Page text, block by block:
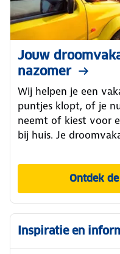
Jouw
nazomer
Wij helpen je een
puntjes klopt, of je
neemt of kiest voor
bij huis. Je
Ontdek
Inspiratie en